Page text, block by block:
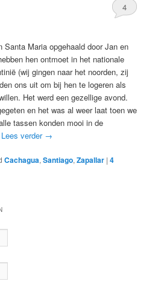
4
Santa Maria opgehaald door Jan en
hen ontmoet in het nationale
(wij gingen naar het noorden, zij
ons uit om bij hen te logeren als
Het werd een gezellige avond.
en het was al weer laat toen we
tassen konden mooi in de
Lees verder →
Cachagua,Santiago,Zapallar |4